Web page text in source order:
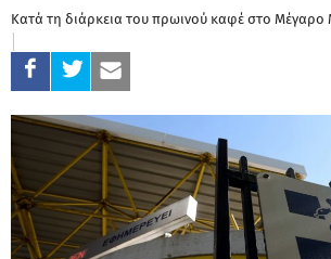
Κατά τη διάρκεια του πρωινού καφέ στο Μέγαρο